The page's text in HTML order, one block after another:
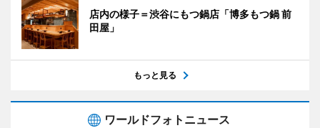
店内の様子＝渋谷にもつ鍋店「博多もつ鍋 前
田屋」
もっと見る
ワールドフォトニュース